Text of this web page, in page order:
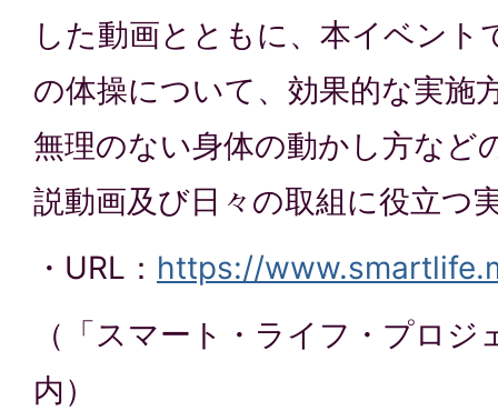
した動画とともに、本イベント
の体操について、効果的な実施
無理のない身体の動かし方など
説動画及び日々の取組に役立つ
・URL： https://
（「スマート・ライフ・プロ
内）